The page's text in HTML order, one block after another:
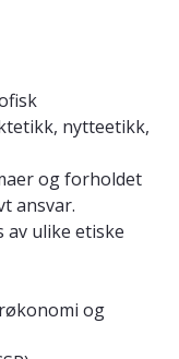
nytteetikk,
og forholdet
ansvar.
ulike etiske
og